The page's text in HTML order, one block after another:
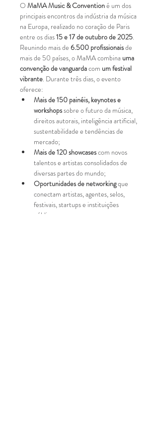
O MaMA Music & Convention é um dos
principais encontros da indústria da música
na Europa, realizado no coração de Paris
entre os dias 15 e 17 de outubro de 2025.
Reunindo mais de 6.500 profissionais de
mais de 50 países, o MaMA combina uma
convenção de vanguarda com um festival
vibrante. Durante três dias, o evento
oferece:
Mais de 150 painéis, keynotes e
workshops sobre o futuro da música,
direitos autorais, inteligência artificial,
sustentabilidade e tendências de
mercado;
Mais de 120 showcases com novos
talentos e artistas consolidados de
diversas partes do mundo;
Oportunidades de networking que
conectam artistas, agentes, selos,
festivais, startups e instituições
públicas.